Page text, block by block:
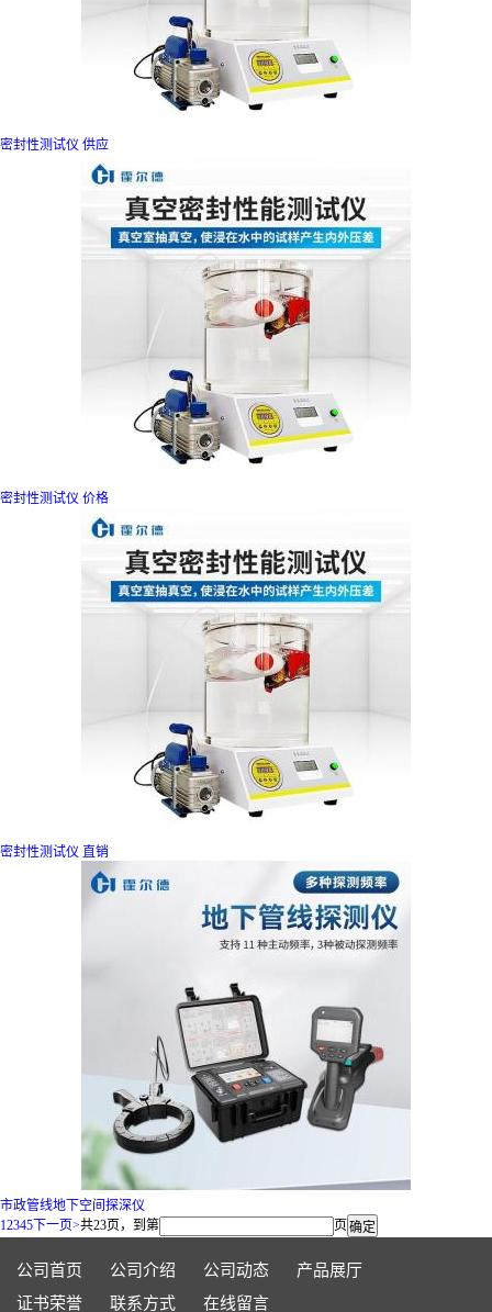
密封性测试仪 供应
密封性测试仪 价格
密封性测试仪 直销
市政管线地下空间探深仪
12345下一页>共23页，到第 页
公司首页 公司介绍 公司动态
产品展厅
证书荣誉
联系方式 在线留言